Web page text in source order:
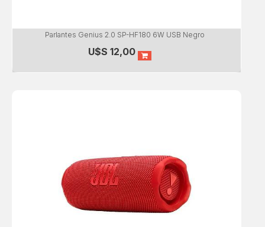
Parlantes Genius 2.0 SP-HF180 6W USB Negro
U$S 12,00